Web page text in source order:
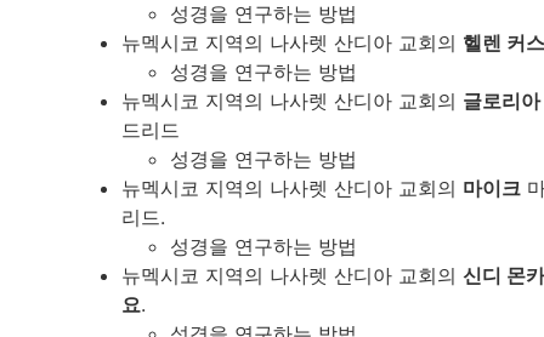
성경을 연구하는 방법
뉴멕시코 지역의 나사렛 산디아 교회의 헬렌 커스
성경을 연구하는 방법
뉴멕시코 지역의 나사렛 산디아 교회의 글로리아
드리드
성경을 연구하는 방법
뉴멕시코 지역의 나사렛 산디아 교회의 마이크
리드.
성경을 연구하는 방법
뉴멕시코 지역의 나사렛 산디아 교회의 신디 몬카
요.